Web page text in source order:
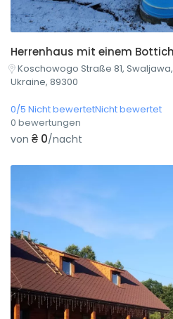
Herrenhaus mit einem
Koschowogo Straße 81,
Ukraine, 89300
0/5 Nicht bewertetNicht bewertet
0 bewertungen
von ₴ 0/nacht